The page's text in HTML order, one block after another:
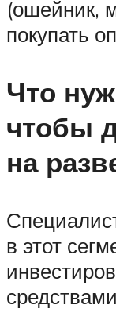
(ошейник,
покупать
Что
чтобы
на
в этот